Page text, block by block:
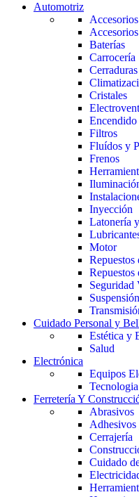
Automotriz
Baterías
Carrocería
Cristales
Encendido
Filtros
Fluídos y
Frenos
Inyección
Latonería
Motor
Seguridad
Cuidado Personal y
Estética y
Salud
Electrónica
Equipos
Tecnologia
Ferretería Y
Abrasivos
Adhesivos
Cerrajería
Cuidado